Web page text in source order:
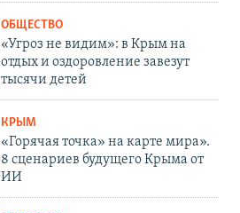
ОБЩЕСТВО
«Угроз не видим»: в Крым на
отдых и оздоровление завезут
тысячи детей
КРЫМ
«Горячая точка» на карте мира».
8 сценариев будущего Крыма от
ИИ